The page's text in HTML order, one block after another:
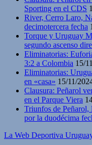
Sporting en el CDS
River, Cerro Laro,
decimotercera fecha
Torque y Uruguay
segundo ascenso
Eliminatorias:
3:2 a Colombia 15/
Eliminatorias:
en «casa» 15/11/
Clausura: Peñarol
en el Parque Viera
Triunfos de
por la duodécima
La Web Deportiva